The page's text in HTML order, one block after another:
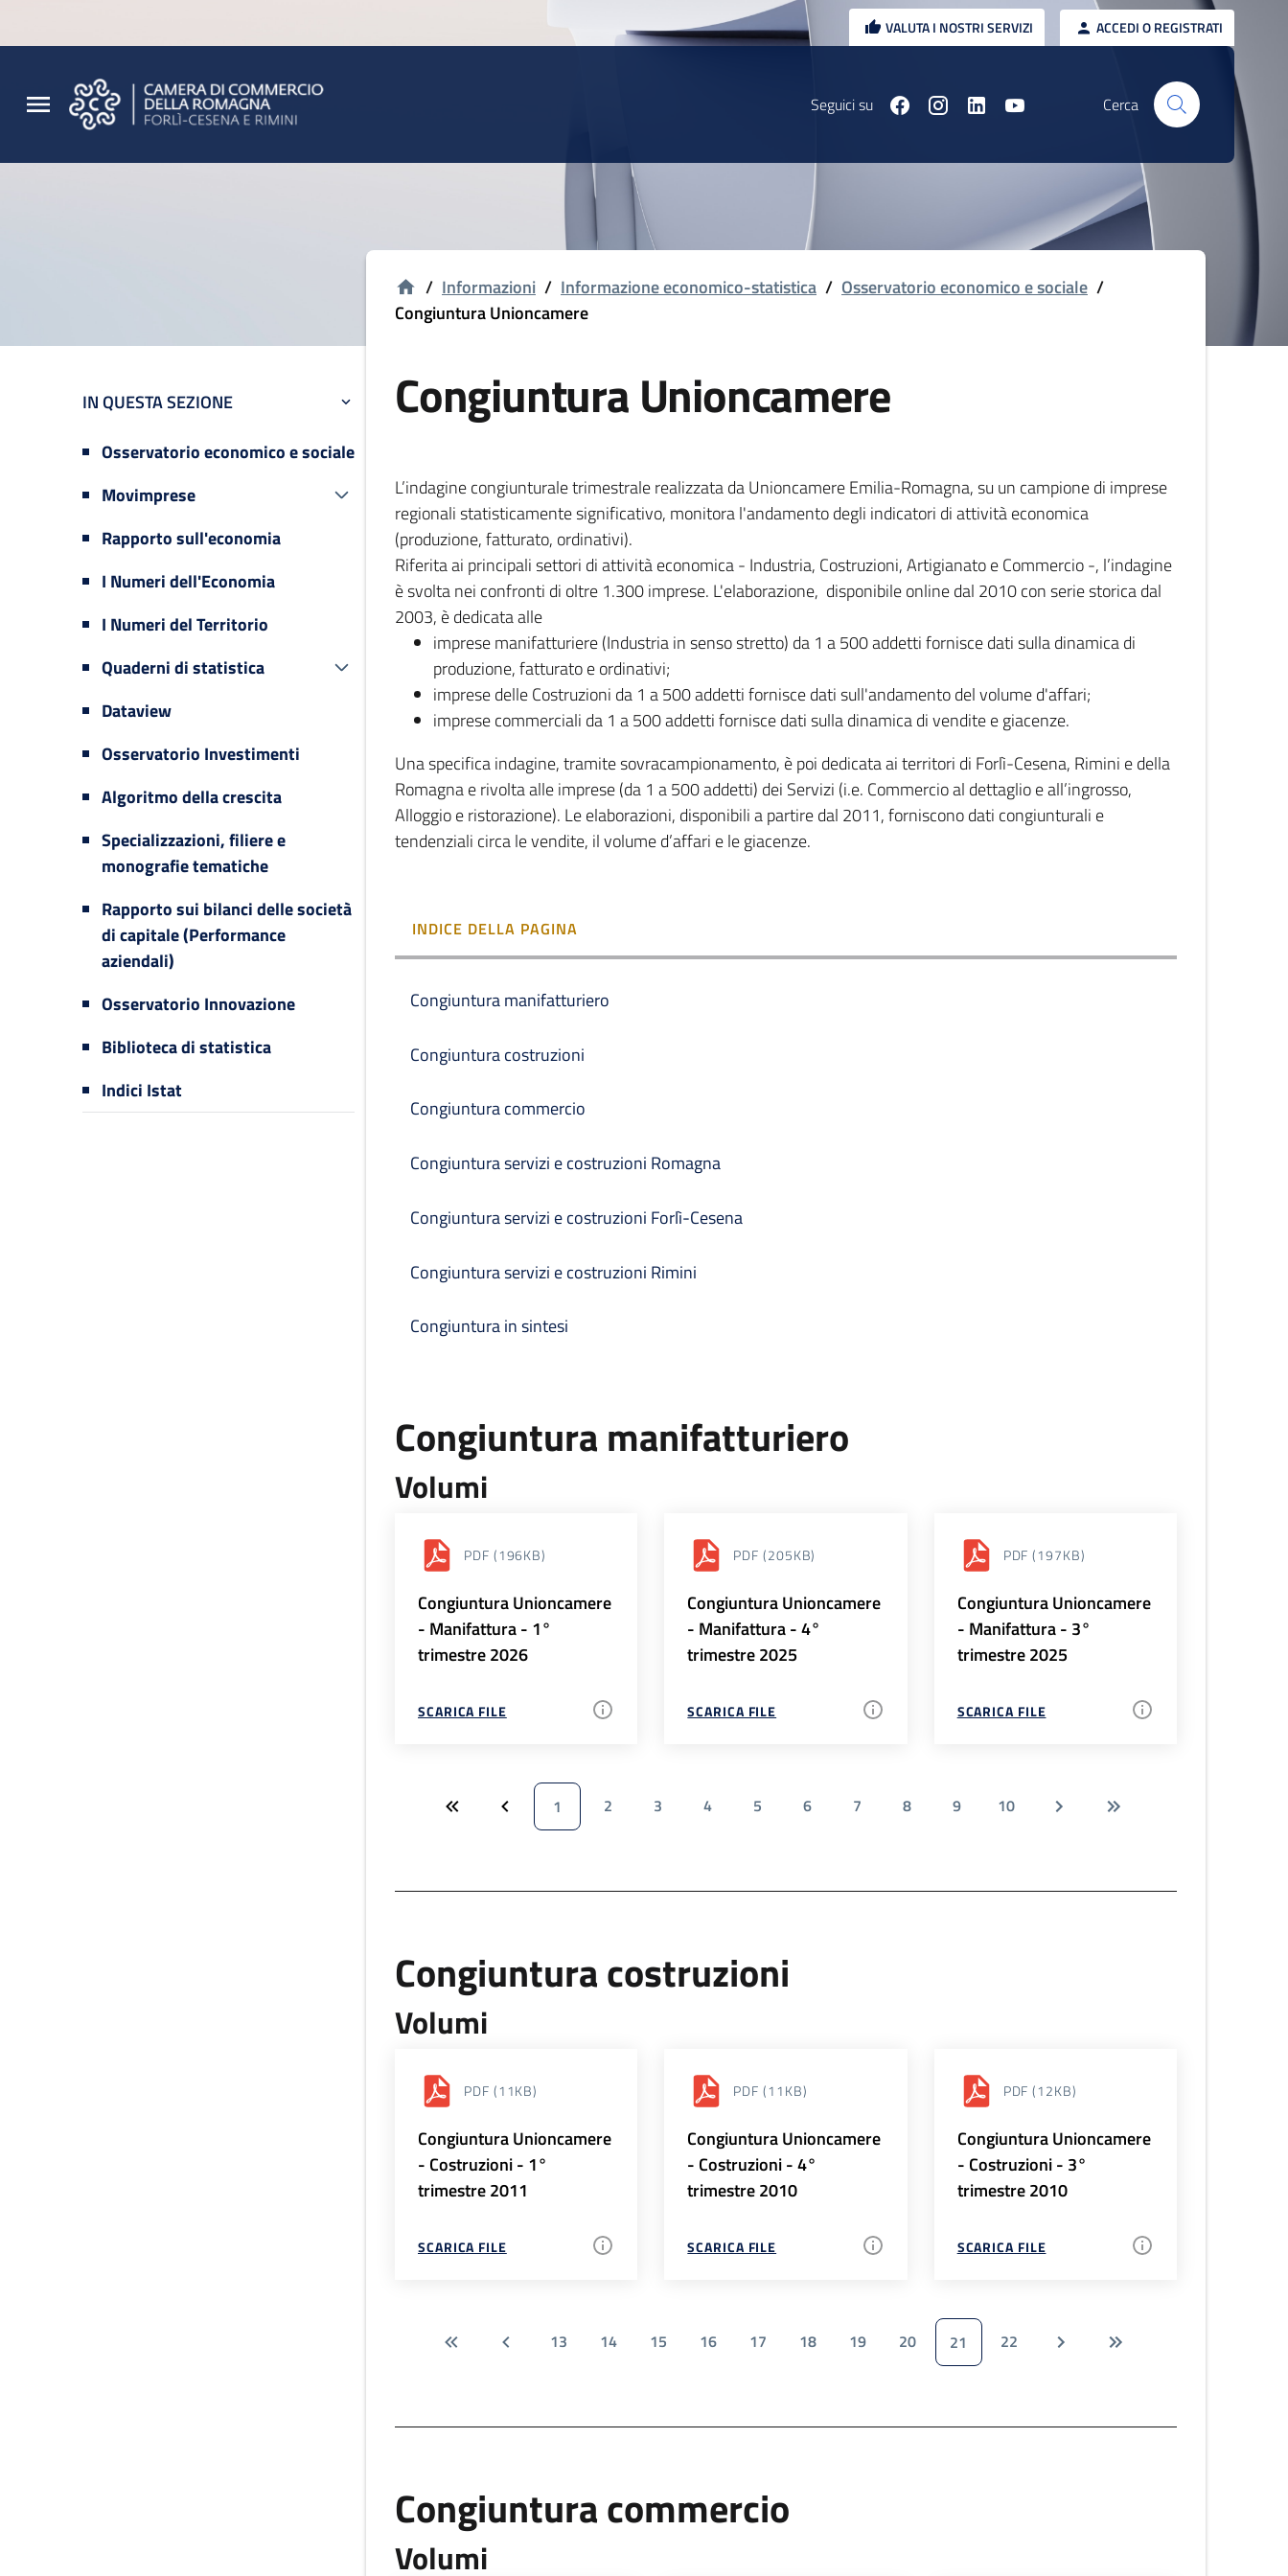
VALUTA I NOSTRI SERVIZI ACCEDI O REGISTRATI
Seguici su Cerca
IN QUESTA SEZIONE
Osservatorio economico e sociale
Movimprese
Rapporto sull'economia
I Numeri dell'Economia
I Numeri del Territorio
Quaderni di statistica
Dataview
Osservatorio Investimenti
Algoritmo della crescita
Specializzazioni, filiere e
monografie tematiche
Rapporto sui bilanci delle società
di capitale (Performance
aziendali)
Osservatorio Innovazione
Biblioteca di statistica
Indici Istat
/ Informazioni / Informazione economico-statistica / Osservatorio economico e sociale /
Congiuntura Unioncamere
Congiuntura Unioncamere
L’indagine congiunturale trimestrale realizzata da Unioncamere Emilia-Romagna, su un campione di imprese
regionali statisticamente significativo, monitora l'andamento degli indicatori di attività economica
(produzione, fatturato, ordinativi).
Riferita ai principali settori di attività economica - Industria, Costruzioni, Artigianato e Commercio -, l’indagine
è svolta nei confronti di oltre 1.300 imprese. L'elaborazione, disponibile online dal 2010 con serie storica dal
2003, è dedicata alle
imprese manifatturiere (Industria in senso stretto) da 1 a 500 addetti fornisce dati sulla dinamica di
produzione, fatturato e ordinativi;
imprese delle Costruzioni da 1 a 500 addetti fornisce dati sull'andamento del volume d'affari;
imprese commerciali da 1 a 500 addetti fornisce dati sulla dinamica di vendite e giacenze.
Una specifica indagine, tramite sovracampionamento, è poi dedicata ai territori di Forlì-Cesena, Rimini e della
Romagna e rivolta alle imprese (da 1 a 500 addetti) dei Servizi (i.e. Commercio al dettaglio e all’ingrosso,
Alloggio e ristorazione). Le elaborazioni, disponibili a partire dal 2011, forniscono dati congiunturali e
tendenziali circa le vendite, il volume d’affari e le giacenze.
INDICE DELLA PAGINA
Congiuntura manifatturiero
Congiuntura costruzioni
Congiuntura commercio
Congiuntura servizi e costruzioni Romagna
Congiuntura servizi e costruzioni Forlì-Cesena
Congiuntura servizi e costruzioni Rimini
Congiuntura in sintesi
Congiuntura manifatturiero
Volumi
PDF (196KB)
Congiuntura Unioncamere
- Manifattura - 1°
trimestre 2026
SCARICA FILE
PDF (205KB)
Congiuntura Unioncamere
- Manifattura - 4°
trimestre 2025
SCARICA FILE
PDF (197KB)
Congiuntura Unioncamere
- Manifattura - 3°
trimestre 2025
SCARICA FILE
1 2 3 4 5 6 7 8 9 10
Congiuntura costruzioni
Volumi
PDF (11KB)
Congiuntura Unioncamere
- Costruzioni - 1°
trimestre 2011
SCARICA FILE
PDF (11KB)
Congiuntura Unioncamere
- Costruzioni - 4°
trimestre 2010
SCARICA FILE
PDF (12KB)
Congiuntura Unioncamere
- Costruzioni - 3°
trimestre 2010
SCARICA FILE
13 14 15 16 17 18 19 20 21 22
Congiuntura commercio
Volumi